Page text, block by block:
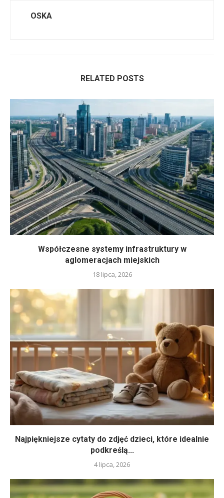
OSKA
RELATED POSTS
Współczesne systemy infrastruktury w
aglomeracjach miejskich
18 lipca, 2026
Najpiękniejsze cytaty do zdjęć dzieci, które idealnie
podkreślą...
4 lipca, 2026